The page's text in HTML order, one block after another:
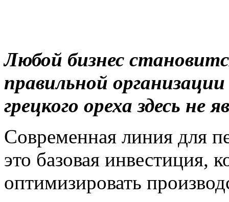
Любой бизнес
правильной
грецкого ореха здесь не
Современная линия для
это базовая инвестиция,
оптимизировать